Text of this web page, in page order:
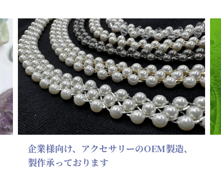
企業様向け、アクセサリーのOEM製造、
製作承っております